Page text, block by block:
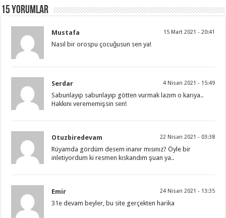
15 Yorumlar
Mustafa 15 Mart 2021 - 20:41
Nasıl bir orospu çocuğusun sen ya!
Serdar 4 Nisan 2021 - 15:49
Sabunlayıp sabunlayıp götten vurmak lazım o karıya..
Hakkını verememişsin sen!
Otuzbiredevam 22 Nisan 2021 - 03:38
Rüyamda gördüm desem inanır mısınız? Öyle bir
inletiyordum ki resmen kıskandım şuan ya..
Emir 24 Nisan 2021 - 13:35
31e devam beyler, bu site gerçekten harika